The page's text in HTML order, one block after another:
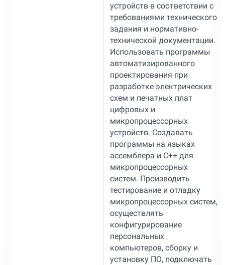
устройств в соответствии с
требованиями технического
задания и нормативно-
технической документации.
Использовать программы
автоматизированного
проектирования при
разработке электрических
схем и печатных плат
цифровых и
микропроцессорных
устройств. Создавать
программы на языках
ассемблера и С++ для
микропроцессорных
систем. Производить
тестирование и отладку
микропроцессорных систем,
осуществлять
конфигурирование
персональных
компьютеров, сборку и
установку ПО, подключать